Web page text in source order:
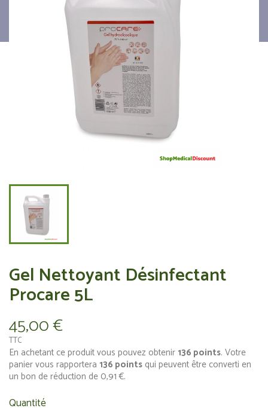
Gel Nettoyant Désinfectant
Procare 5L
45,00 €
TTC
En achetant ce produit vous pouvez obtenir136 points. Votre
panier vous rapportera 136 points qui peuvent être converti en
un bon de réduction de 0,91 €.
Quantité